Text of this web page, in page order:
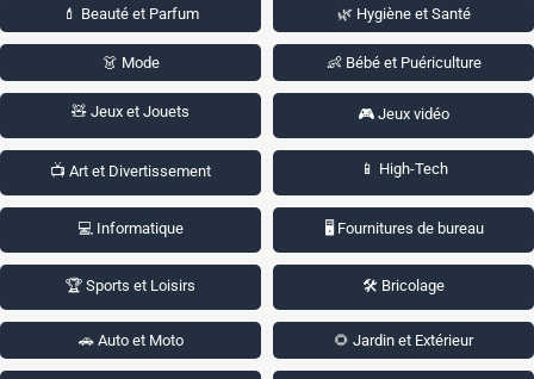
💄 Beauté et Parfum 🌿 Hygiène et Santé
👗 Mode 👶 Bébé et Puériculture
🧸 Jeux et Jouets 🎮 Jeux vidéo
📺 Art et Divertissement 📱 High-Tech
💻 Informatique 🖥️ Fournitures de bureau
🏆 Sports et Loisirs 🛠️ Bricolage
🚗 Auto et Moto 🌻 Jardin et Extérieur